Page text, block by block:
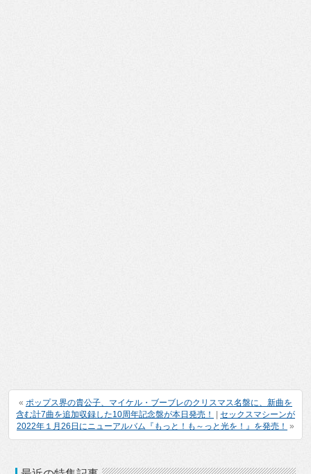
« ポップス界の貴公子、マイケル・ブーブレのクリスマス名盤に、新曲を
含む計7曲を追加収録した10周年記念盤が本日発売！
セックスマシーンが
2022年１月26日にニューアルバム『もっと！も～っと光を！』を発売！ »